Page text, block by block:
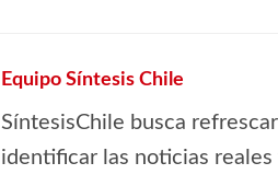
Equipo Síntesis Chile
SíntesisChile busca
identificar las noticias